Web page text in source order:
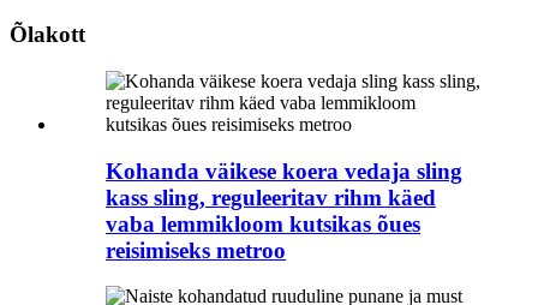
Õlakott
Kohanda väikese koera vedaja sling
kass sling, reguleeritav rihm käed
vaba lemmikloom kutsikas õues
reisimiseks metroo